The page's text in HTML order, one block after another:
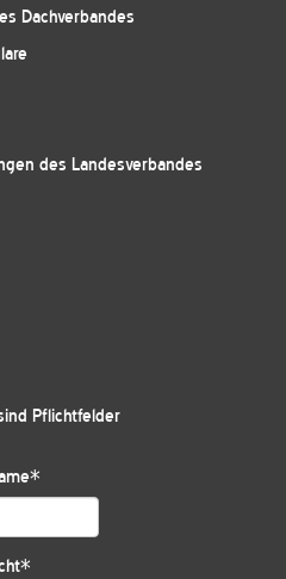
Dachverbandes
des Landesverbandes
Pflichtfelder
*
*